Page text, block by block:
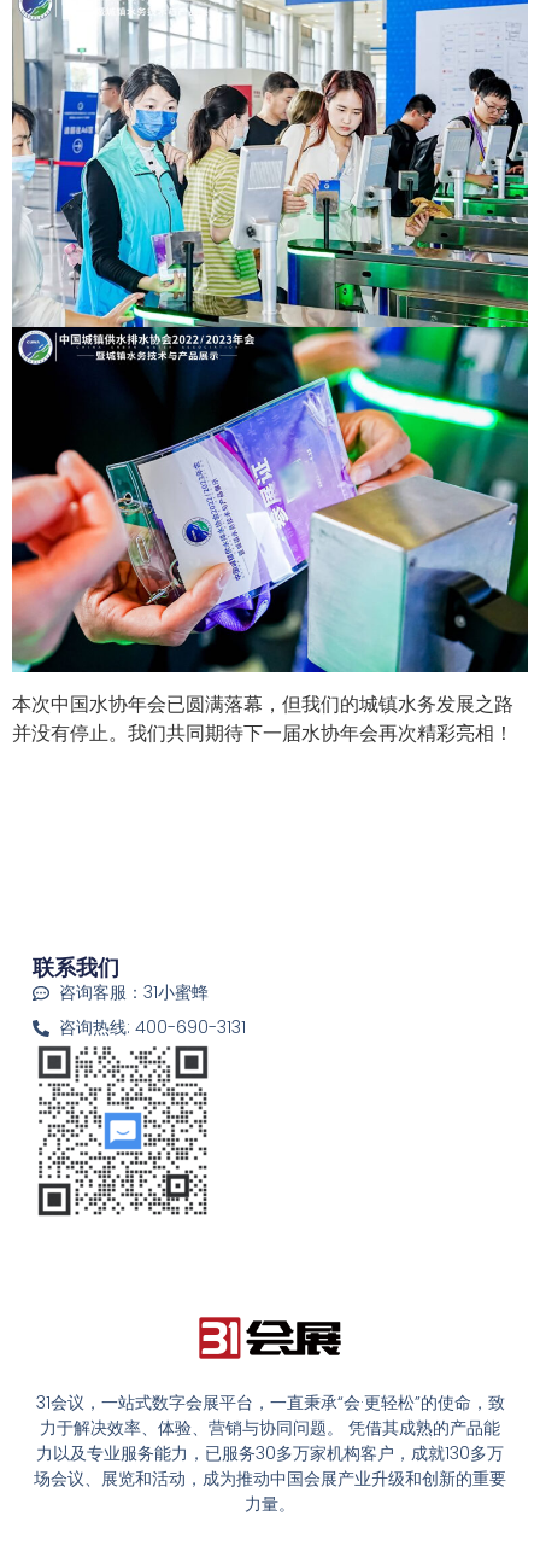
本次中国水协年会已圆满落幕，但我们的城镇水务发展之路
并没有停止。我们共同期待下一届水协年会再次精彩亮相！
31会议，一站式数字会展平台，一直秉承“会·更轻松”的使命，致
力于解决效率、体验、营销与协同问题。 凭借其成熟的产品能
力以及专业服务能力，已服务30多万家机构客户，成就130多万
场会议、展览和活动，成为推动中国会展产业升级和创新的重要
力量。
联系我们
咨询客服：31小蜜蜂
咨询热线: 400-690-3131